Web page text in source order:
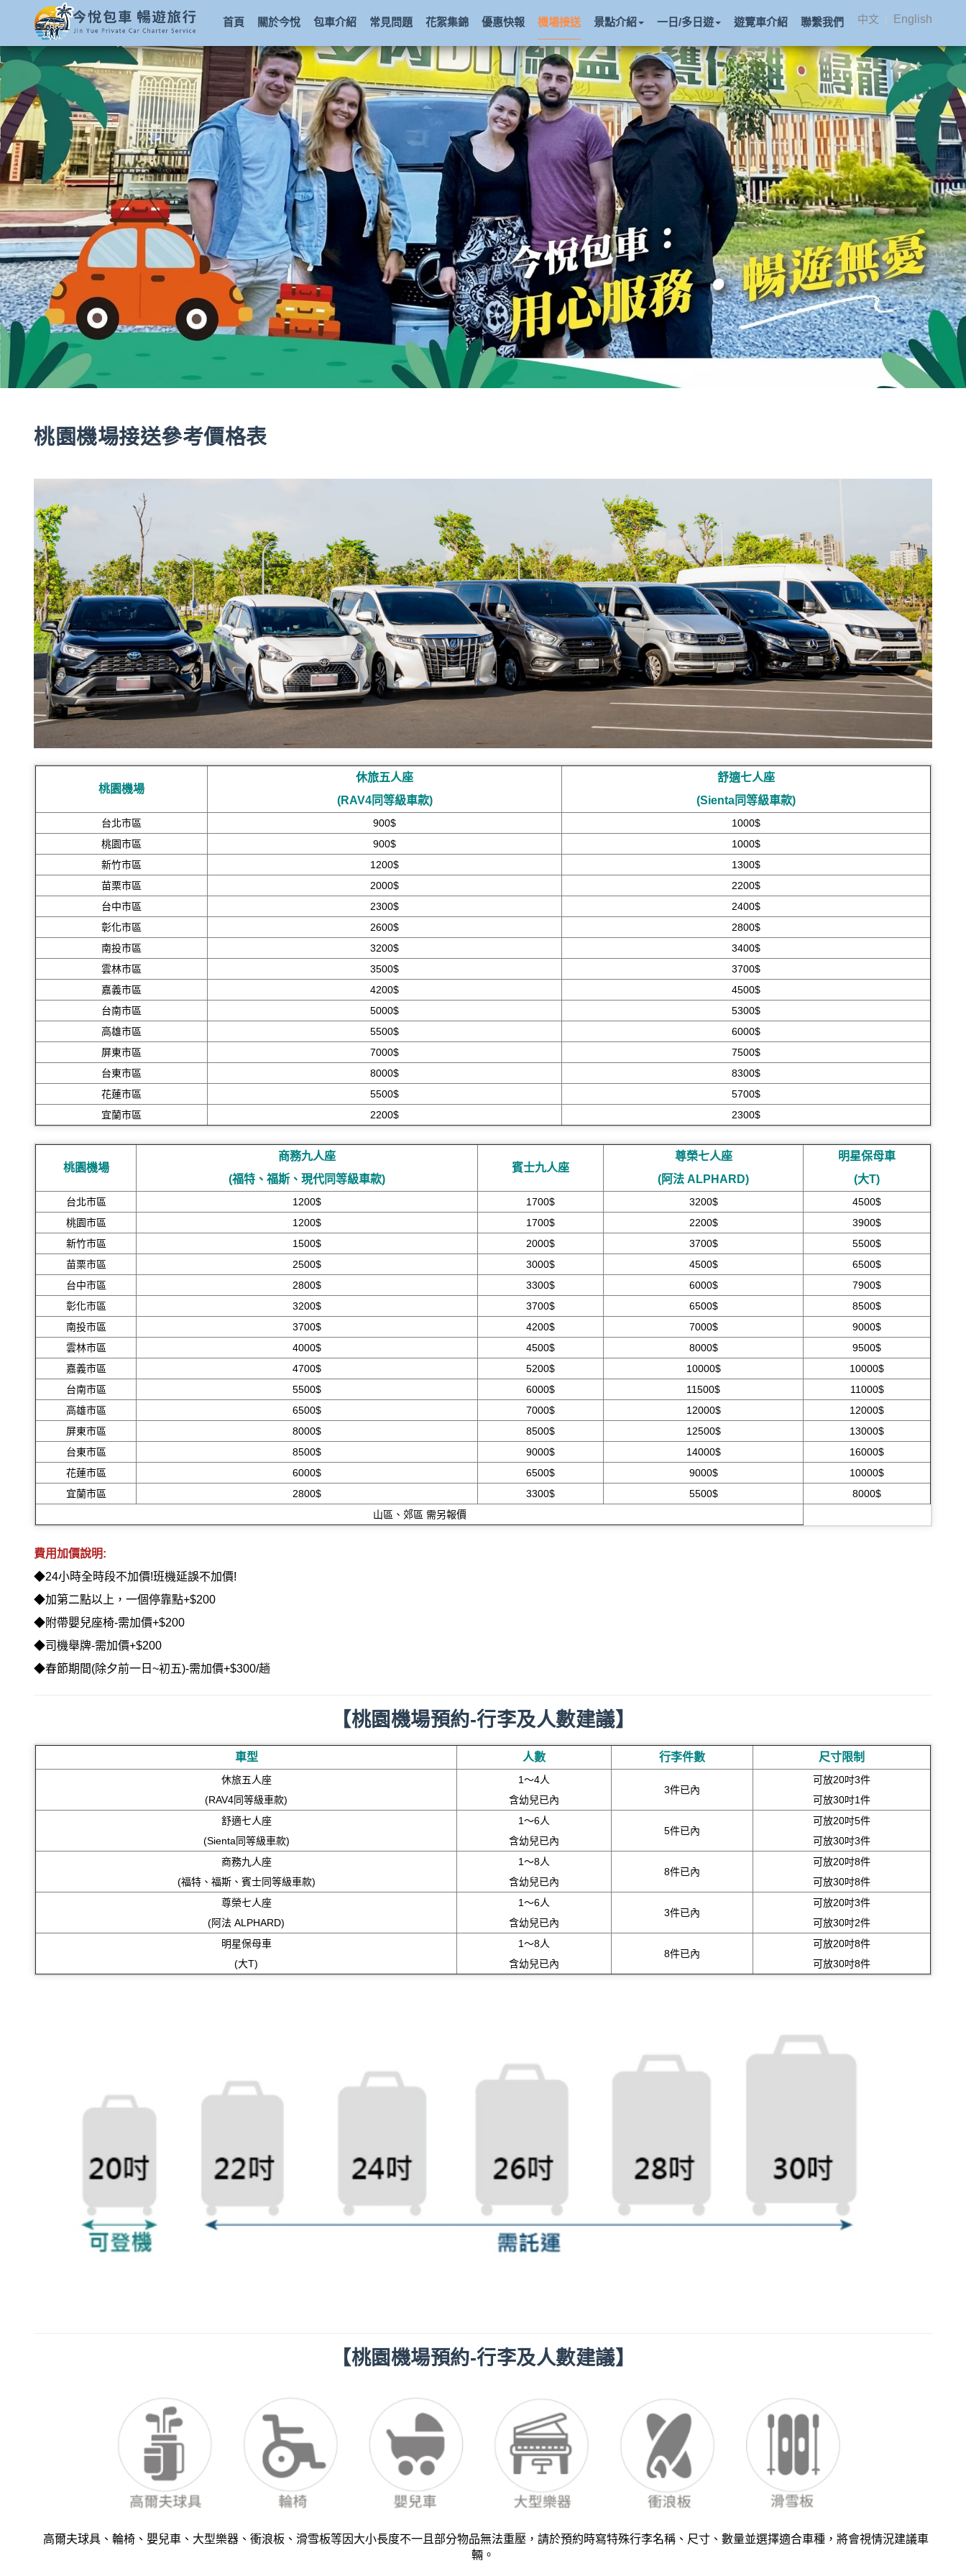
首頁 關於今悅 包車介紹 常見問題 花絮集錦 優惠快報 機場接送 景點介紹 一日/多日遊 遊覽車介紹 聯繫我們 中文 | English
桃園機場接送參考價格表
桃園機場
休旅五人座
(RAV4同等級車款)
舒適七人座
(Sienta同等級車款)
台北市區 900$
1000$
桃園市區
900$
1000$
新竹市區
1200$
1300$
苗栗市區
2000$
2200$
台中市區
2300$
2400$
彰化市區
2600$
2800$
南投市區
3200$
3400$
雲林市區
3500$
3700$
嘉義市區
4200$
4500$
台南市區
5000$
5300$
高雄市區
5500$
6000$
屏東市區
7000$
7500$
台東市區
8000$
8300$
花蓮市區
5500$
5700$
宜蘭市區
2200$ 2300$
桃園機場
商務九人座
(福特、福斯、現代同等級車款)
賓士九人座
尊榮七人座
(阿法 ALPHARD)
明星保母車
(大T)
台北市區 1200$ 1700$ 3200$
4500$
桃園市區
1200$ 1700$ 2200$
3900$
新竹市區
1500$ 2000$ 3700$
5500$
苗栗市區
2500$ 3000$ 4500$
6500$
台中市區
2800$ 3300$ 6000$
7900$
彰化市區
3200$ 3700$ 6500$
8500$
南投市區
3700$ 4200$ 7000$
9000$
雲林市區
4000$ 4500$ 8000$
9500$
嘉義市區
4700$ 5200$ 10000$
10000$
台南市區
5500$ 6000$ 11500$
11000$
高雄市區
6500$ 7000$ 12000$
12000$
屏東市區
8000$ 8500$ 12500$
13000$
台東市區
8500$ 9000$ 14000$
16000$
花蓮市區
6000$ 6500$ 9000$
10000$
宜蘭市區
2800$ 3300$ 5500$
8000$
山區、郊區 需另報價
費用加價說明:
◆24小時全時段不加價!班機延誤不加價!
◆加第二點以上，一個停靠點+$200
◆附帶嬰兒座椅-需加價+$200
◆司機舉牌-需加價+$200
◆春節期間(除夕前一日~初五)-需加價+$300/趟
【桃園機場預約-行李及人數建議】
車型 人數 行李件數 尺寸限制
休旅五人座
(RAV4同等級車款)
1～4人
含幼兒已內
3件已內
可放20吋3件
可放30吋1件
舒適七人座
(Sienta同等級車款)
1～6人
含幼兒已內
5件已內
可放20吋5件
可放30吋3件
商務九人座
(福特、福斯、賓士同等級車款)
1～8人
含幼兒已內
8件已內
可放20吋8件
可放30吋8件
尊榮七人座
(阿法 ALPHARD)
1～6人
含幼兒已內
3件已內
可放20吋3件
可放30吋2件
明星保母車
(大T)
1～8人
含幼兒已內
8件已內
可放20吋8件
可放30吋8件
【桃園機場預約-行李及人數建議】
高爾夫球具、輪椅、嬰兒車、大型樂器、衝浪板、滑雪板等因大小長度不一且部分物品無法重壓，請於預約時寫特殊行李名稱、尺寸、數量並選擇適合車種，將會視情況建議車
輛。